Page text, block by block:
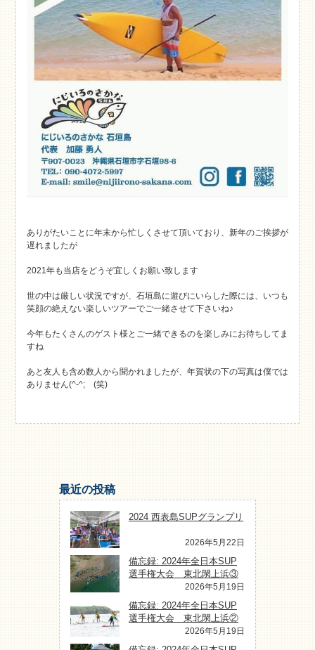
ありがたいことに年末から忙しくさせて頂いており、新年のご挨拶が
遅れましたが
2021年も当店をどうぞ宜しくお願い致します
世の中は厳しい状況ですが、石垣島に遊びにいらした際には、いつも
笑顔の絶えない楽しいツアーでご一緒させて下さいね♪
今年もたくさんのゲスト様とご一緒できるのを楽しみにお待ちしてま
すね
あと友人も含め数人から聞かれましたが、年賀状の下の写真は僕では
ありません(^-^; (笑)
最近の投稿
2024 西表島SUPグランプリ
2026年5月22日
備忘録: 2024年全日本SUP
選手権大会 東北閖上浜③
2026年5月19日
備忘録: 2024年全日本SUP
選手権大会 東北閖上浜②
2026年5月19日